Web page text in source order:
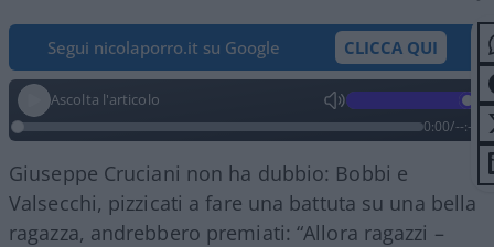
Segui nicolaporro.it su Google CLICCA QUI
Ascolta l'articolo
0:00/--:--
Giuseppe Cruciani non ha dubbio: Bobbi e
Valsecchi, pizzicati a fare una battuta su una bella
ragazza, andrebbero premiati: “Allora ragazzi –